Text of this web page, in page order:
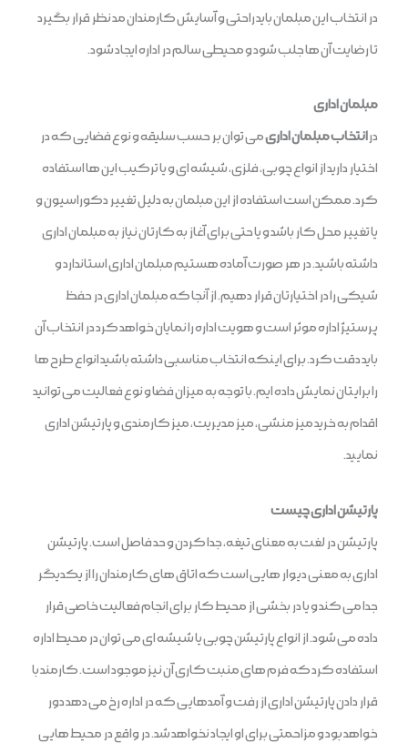
در انتخاب این مبلمان باید راحتی و آسایش کارمندان مد نظر قرار بگیرد
تا رضایت آن ها جلب شود و محیطی سالم در اداره ایجاد شود.
مبلمان اداری
درانتخاب مبلمان اداریمی توان بر حسب سلیقه و نوع فضایی که در
اختیار دارید از انواع چوبی، فلزی، شیشه ای و یا ترکیب این ها استفاده
کرد. ممکن است استفاده از این مبلمان به دلیل تغییر دکوراسیون و
یا تغییر محل کار باشد و یا حتی برای آغاز به کارتان نیاز به مبلمان اداری
داشته باشید. در هر صورت آماده هستیم مبلمان اداری استاندارد و
شیکی را در اختیارتان قرار دهیم. از آنجا که مبلمان اداری در حفظ
پرستیژ اداره موثر است و هویت اداره را نمایان خواهد کرد در انتخاب آن
باید دقت کرد. برای اینکه انتخاب مناسبی داشته باشید انواع طرح ها
را برایتان نمایش داده ایم. با توجه به میزان فضا و نوع فعالیت می توانید
اقدام به خرید میز منشی، میز مدیریت، میز کارمندی و پارتیشن اداری
نمایید.
پارتیشن اداری چیست
پارتیشن در لغت به معنای تیغه، جدا کردن و حد فاصل است. پارتیشن
اداری به معنی دیوار هایی است که اتاق های کارمندان را از یکدیگر
جدا می کند و یا در بخشی از محیط کار برای انجام فعالیت خاصی قرار
داده می شود. از انواع پارتیشن چوبی یا شیشه ای می توان در محیط اداره
استفاده کرد که فرم های منبت کاری آن نیز موجود است. کارمند با
قرار دادن پارتیشن اداری از رفت و آمدهایی که در اداره رخ می دهد دور
خواهد بود و مزاحمتی برای او ایجاد نخواهد شد. در واقع در محیط هایی